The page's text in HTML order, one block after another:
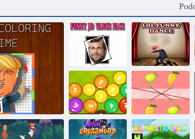
Vtipná tvár Jay
Di Wanses
Lol vtipný tanec